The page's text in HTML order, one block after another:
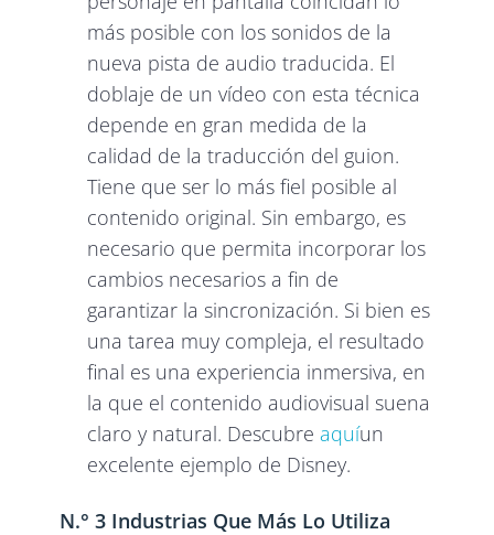
más posible con los sonidos de la
nueva pista de audio traducida. El
doblaje de un vídeo con esta técnica
depende en gran medida de la
calidad de la traducción del guion.
Tiene que ser lo más fiel posible al
contenido original. Sin embargo, es
necesario que permita incorporar los
cambios necesarios a fin de
garantizar la sincronización. Si bien es
una tarea muy compleja, el resultado
final es una experiencia inmersiva, en
la que el contenido audiovisual suena
claro y natural. Descubreaquíun
excelente ejemplo de Disney.
N.° 3 Industrias Que Más Lo Utiliza